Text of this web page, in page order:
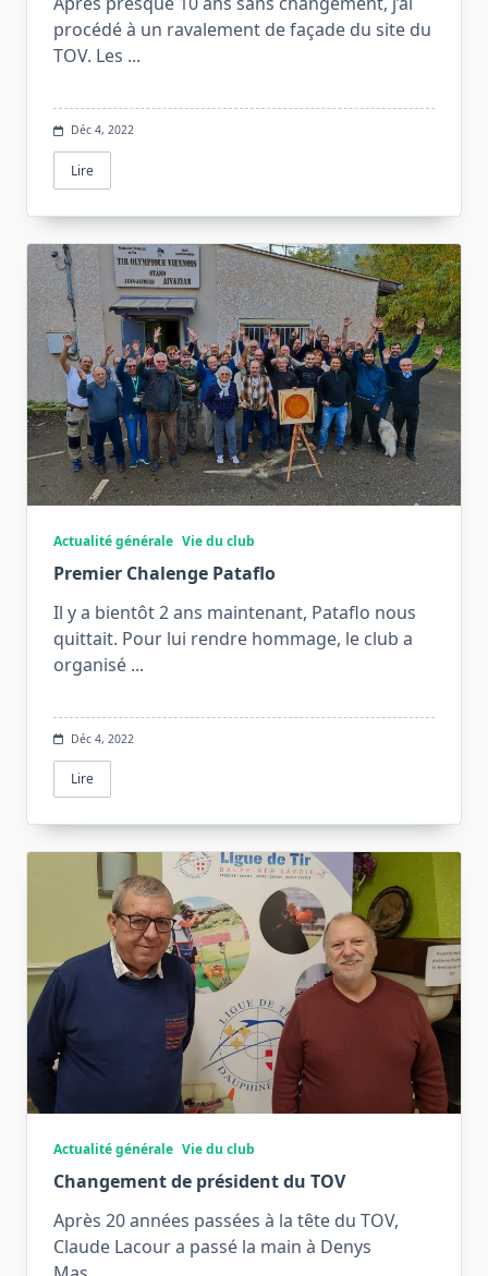
procédé à un ravalement de façade du site du
TOV. Les ...
Déc 4, 2022
Lire
Actualité générale Vie du club
Premier Chalenge Pataflo
Il y a bientôt 2 ans maintenant, Pataflo nous
quittait. Pour lui rendre hommage, le club a
organisé ...
Déc 4, 2022
Lire
Actualité générale Vie du club
Changement de président du TOV
Après 20 années passées à la tête du TOV,
Claude Lacour a passé la main à Denys